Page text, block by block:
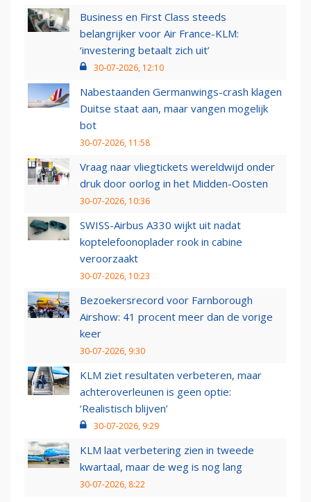
Business en First Class steeds
belangrijker voor Air France-KLM:
‘investering betaalt zich uit’
30-07-2026, 12:10
Nabestaanden Germanwings-crash klagen
Duitse staat aan, maar vangen mogelijk
bot
30-07-2026, 11:58
Vraag naar vliegtickets wereldwijd onder
druk door oorlog in het Midden-Oosten
30-07-2026, 10:36
SWISS-Airbus A330 wijkt uit nadat
koptelefoonoplader rook in cabine
veroorzaakt
30-07-2026, 10:23
Bezoekersrecord voor Farnborough
Airshow: 41 procent meer dan de vorige
keer
30-07-2026, 9:30
KLM ziet resultaten verbeteren, maar
achteroverleunen is geen optie:
‘Realistisch blijven’
30-07-2026, 9:29
KLM laat verbetering zien in tweede
kwartaal, maar de weg is nog lang
30-07-2026, 8:22